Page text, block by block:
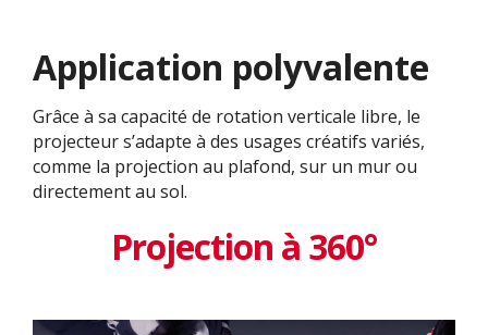
Application polyvalente
Grâce à sa capacité de rotation verticale libre, le
projecteur s’adapte à des usages créatifs variés,
comme la projection au plafond, sur un mur ou
directement au sol.
Projection à 360°